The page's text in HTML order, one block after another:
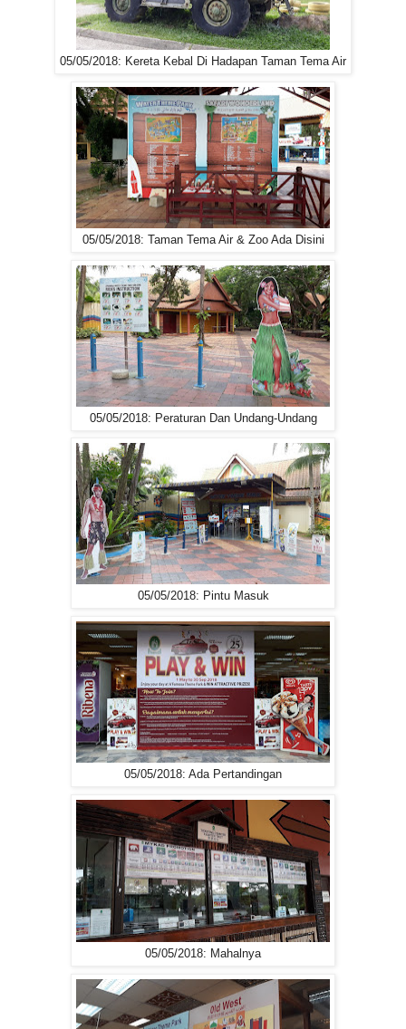
05/05/2018: Kereta Kebal Di Hadapan Taman Tema Air
05/05/2018: Taman Tema Air & Zoo Ada Disini
05/05/2018: Peraturan Dan Undang-Undang
05/05/2018: Pintu Masuk
05/05/2018: Ada Pertandingan
05/05/2018: Mahalnya